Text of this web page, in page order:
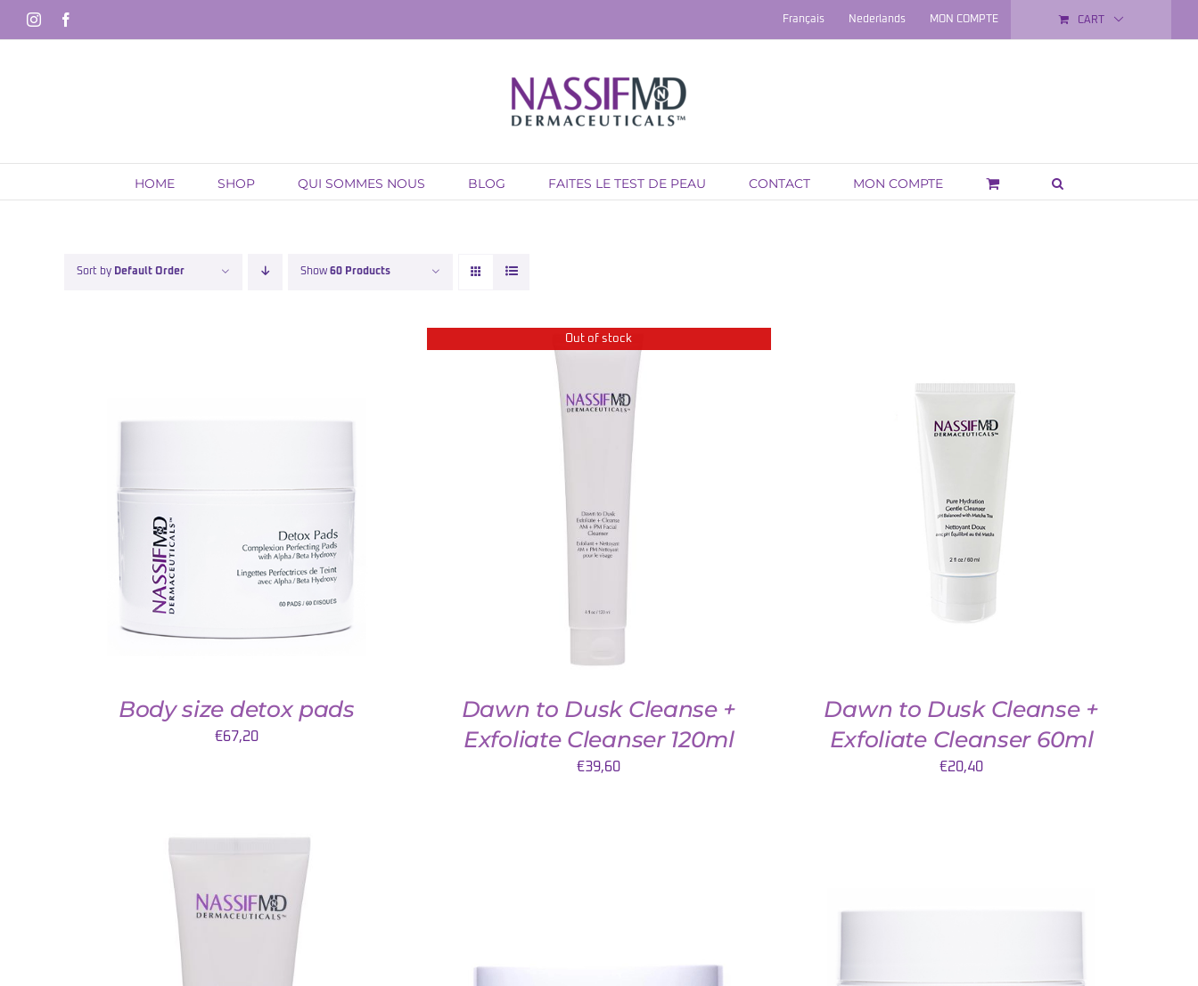
to
Instagram Français Nederlands MON COMPTE CART
HOME SHOP QUI SOMMES NOUS BLOG FAITES LE TEST DE PEAU CONTACT MON COMPTE
Sort by Default Order Show 60 Products
Body size detox pads
€67,20
Out of stock
Dawn to Dusk Cleanse +
Exfoliate Cleanser 120ml
€39,60
AJOUTER AU PANIER
Dawn to Dusk Cleanse +
Exfoliate Cleanser 60ml
€20,40